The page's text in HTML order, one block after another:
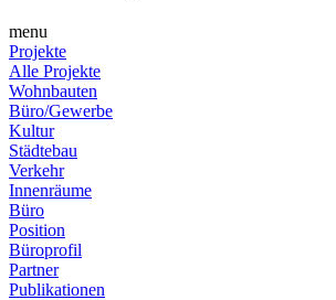
menu
Projekte
Alle Projekte
Wohnbauten
Büro/Gewerbe
Kultur
Städtebau
Verkehr
Innenräume
Büro
Position
Büroprofil
Partner
Publikationen